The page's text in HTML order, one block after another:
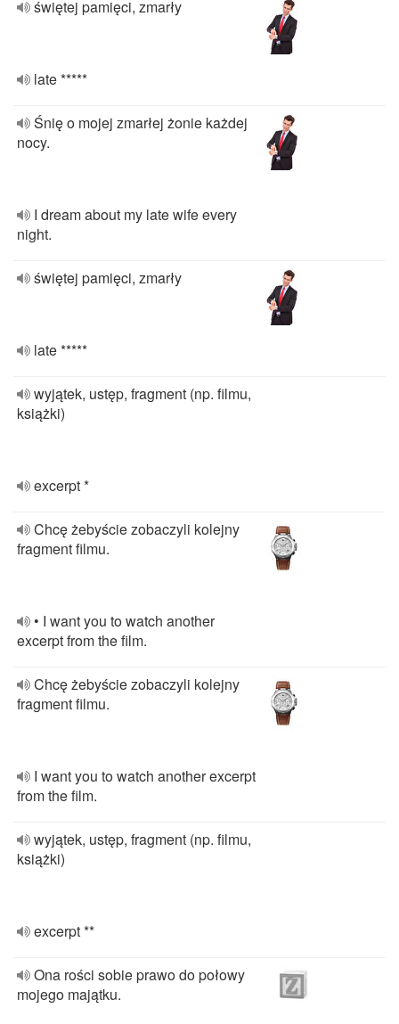
świętej pamięci, zmarły
late *****
Śnię o mojej zmarłej żonie każdej
nocy.
I dream about my late wife every
night.
świętej pamięci, zmarły
late *****
wyjątek, ustęp, fragment (np. filmu,
książki)
excerpt *
Chcę żebyście zobaczyli kolejny
fragment filmu.
• I want you to watch another
excerpt from the film.
Chcę żebyście zobaczyli kolejny
fragment filmu.
I want you to watch another excerpt
from the film.
wyjątek, ustęp, fragment (np. filmu,
książki)
excerpt **
Ona rości sobie prawo do połowy
mojego majątku.